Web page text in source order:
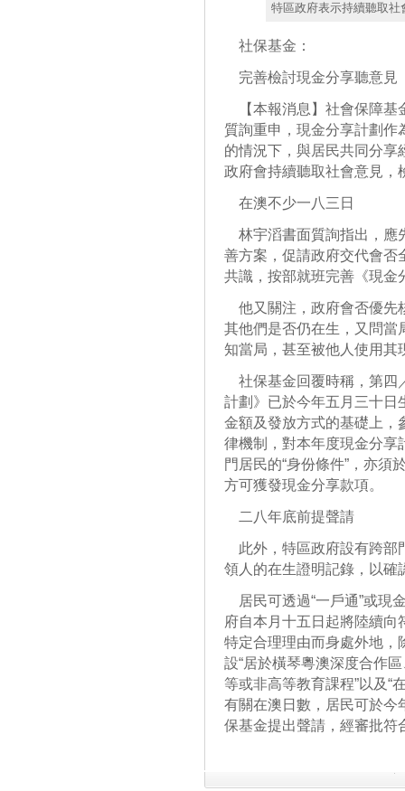
特區政府表示持續聽取社
社保基金：
完善檢討現金分享聽意見
【本報消息】社會保障基
質詢重申，現金分享計劃作
的情況下，與居民共同分享
政府會持續聽取社會意見，
在澳不少一八三日
林宇滔書面質詢指出，應
善方案，促請政府交代會否
共識，按部就班完善《現金
他又關注，政府會否優先
其他們是否仍在生，又問當
知當局，甚至被他人使用其
社保基金回覆時稱，第四
計劃》已於今年五月三十日
金額及發放方式的基礎上，
律機制，對本年度現金分享
門居民的“身份條件”，亦須
方可獲發現金分享款項。
二八年底前提聲請
此外，特區政府設有跨部
領人的在生證明記錄，以確
居民可透過“一戶通”或現
府自本月十五日起將陸續
特定合理理由而身處外地，
設“居於橫琴粵澳深度合作
等或非高等教育課程”以及“
有關在澳日數，居民可於今
保基金提出聲請，經審批符